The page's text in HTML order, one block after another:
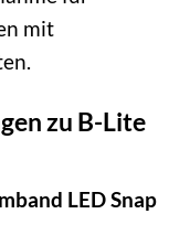
mit
zu B-Lite
LED Snap